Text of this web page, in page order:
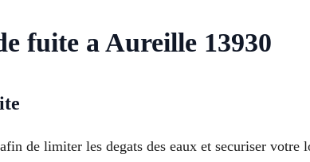
fuite a Aureille 13930
de limiter les degats des eaux et securiser votre